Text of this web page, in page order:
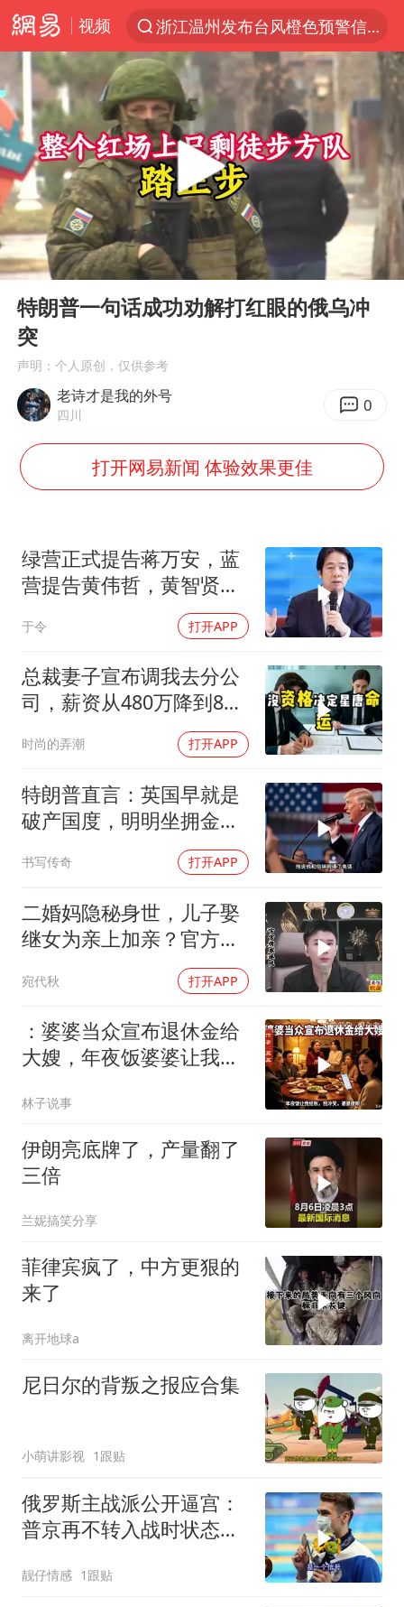
视频
浙江温州发布台风橙色预警信号
解锁各地夏日限定体验
白海豚将正面袭击贯穿浙江
男童模仿奥特曼从高处跳下致骨折
名创优品一次性内裤 颜面尽失
视频丨中国东方电气集团原党组副书记、董事宋致远被查
香港宏福苑火灾或由烟头引起
实时追踪台风白海豚
浙江台州《告全体市民书》
郑丽文：台湾从来没有“独立”过
董璇小酒窝朵朵为佟丽娅庆生
西贝创始人贾国龙押注鲜羊赛道
女儿为争财产堵门阻挠父亲出殡
美国AI开始攻击真人了
Play
00:00
特朗普一句话成功劝解打红眼的俄乌冲
突
声明：个人原创，仅供参考
老诗才是我的外号
四川 0
打开网易新闻 体验效果更佳
绿营正式提告蒋万安，蓝
营提告黄伟哲，黄智贤不
于令 打开APP
总裁妻子宣布调我去分公
司，薪资从480万降到8
时尚的弄潮 打开APP
特朗普直言：英国早就是
破产国度，明明坐拥金
山，却偏偏无动于衷
书写传奇 打开APP
二婚妈隐秘身世，儿子娶
继女为亲上加亲？官方怒
宛代秋 打开APP
：婆婆当众宣布退休金给
大嫂，年夜饭婆婆让我结
林子说事
伊朗亮底牌了，产量翻了
三倍
兰妮搞笑分享
菲律宾疯了，中方更狠的
来了
离开地球a
尼日尔的背叛之报应合集
小萌讲影视 1跟贴
俄罗斯主战派公开逼宫：
普京再不转入战时状态，
靓仔情感 1跟贴